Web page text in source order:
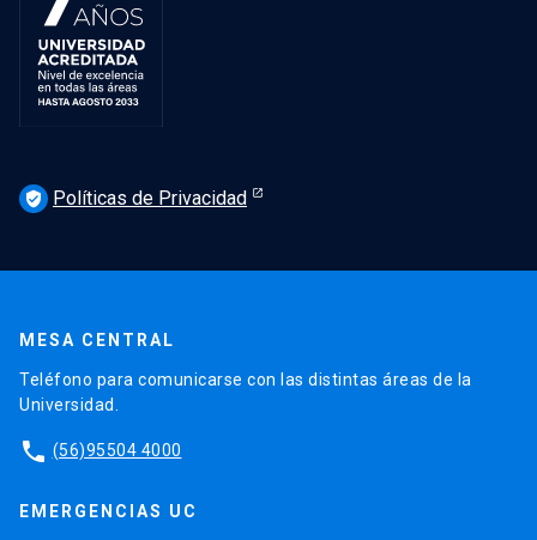
verified_user Políticas de Privacidad
MESA CENTRAL
Teléfono para comunicarse con las distintas áreas de la
Universidad.
phone (56)95504 4000
EMERGENCIAS UC